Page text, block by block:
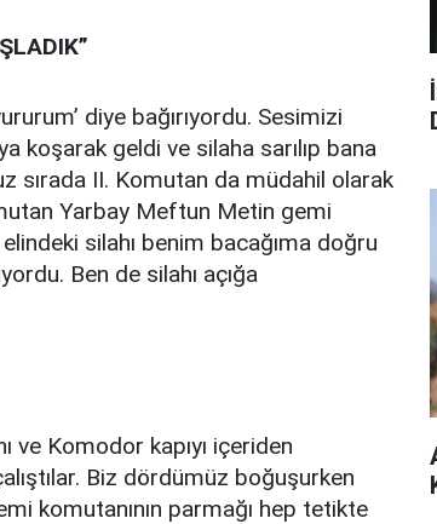
diye bağırıyordu. Sesimizi
koşarak geldi ve silaha sarılıp bana
sırada II. Komutan da müdahil olarak
Yarbay Meftun Metin gemi
silahı benim bacağıma doğru
Ben de silahı açığa
ve Komodor kapıyı içeriden
Biz dördümüz boğuşurken
komutanının parmağı hep tetikte